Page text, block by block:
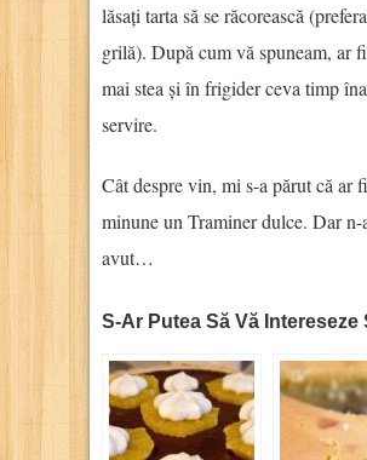
lăsați tarta să se răcorească
grilă). După cum vă spuneam, ar
mai stea și în frigider ceva timp
servire.
Cât despre vin, mi s-a părut că ar
minune un Traminer dulce. Dar n-
avut…
S-Ar Putea Să Vă Intereseze